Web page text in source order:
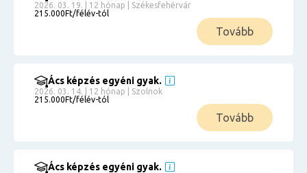
2026. 03. 19. | 12 hónap | Székesfehérvár
215.000Ft/félév-tól
Tovább
Ács képzés egyéni gyak.
2026. 03. 14. | 12 hónap | Szolnok
215.000Ft/félév-tól
Tovább
Ács képzés egyéni gyak.